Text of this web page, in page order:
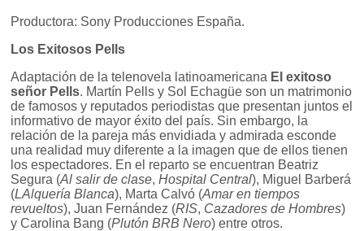
Productora: Sony Producciones España.
Los Exitosos Pells
Adaptación de la telenovela latinoamericana El exitoso
señor Pells. Martín Pells y Sol Echagüe son un matrimonio
de famosos y reputados periodistas que presentan juntos el
informativo de mayor éxito del país. Sin embargo, la
relación de la pareja más envidiada y admirada esconde
una realidad muy diferente a la imagen que de ellos tienen
los espectadores. En el reparto se encuentran Beatriz
Segura (Al salir de clase,Hospital Central), Miguel Barberá
(LAlquería Blanca), Marta Calvó (Amar en tiempos
revueltos), Juan Fernández (RIS, Cazadores de Hombres)
y Carolina Bang (Plutón BRB Nero) entre otros.